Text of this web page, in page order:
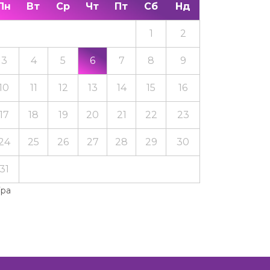
Вт Ср Чт Пт Сб Нд
1 2
3 4 5 6 7 8 9
11 12 13 14 15 16
18 19 20 21 22 23
25 26 27 28 29 30